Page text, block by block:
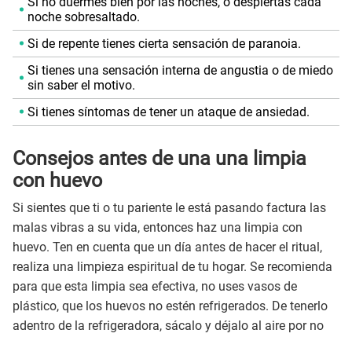
noche sobresaltado.
Si de repente tienes cierta sensación de paranoia.
Si tienes una sensación interna de angustia o de miedo
sin saber el motivo.
Si tienes síntomas de tener un ataque de ansiedad.
Consejos antes de una una limpia
con huevo
Si sientes que ti o tu pariente le está pasando factura las
malas vibras a su vida, entonces haz una limpia con
huevo. Ten en cuenta que un día antes de hacer el ritual,
realiza una limpieza espiritual de tu hogar. Se recomienda
para que esta limpia sea efectiva, no uses vasos de
plástico, que los huevos no estén refrigerados. De tenerlo
adentro de la refrigeradora, sácalo y déjalo al aire por no